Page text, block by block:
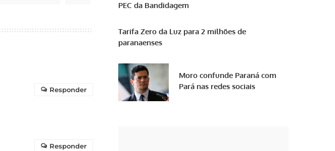
Responder
Responder
PEC da Bandidagem
Tarifa Zero da Luz para 2 milhões de
paranaenses
Moro confunde Paraná com
Pará nas redes sociais